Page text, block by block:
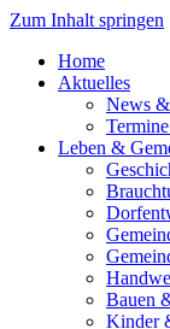
Zum Inhalt springen
Home
Aktuelles
News
Leben &
Bauen
Kinder